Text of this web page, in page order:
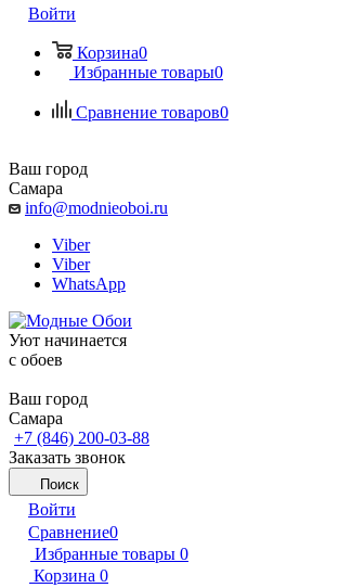
Войти
Корзина0
Избранные товары0
Сравнение товаров0
Ваш город
Самара
info@modnieoboi.ru
Viber
Viber
WhatsApp
Уют начинается
c обоев
Ваш город
Самара
+7 (846) 200-03-88
Заказать звонок
Поиск
Войти
Сравнение0
Избранные товары 0
Корзина 0